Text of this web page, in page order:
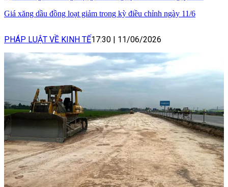
Giá xăng dầu đồng loạt giảm trong kỳ điều chỉnh ngày 11/6
PHÁP LUẬT VỀ KINH TẾ17:30 | 11/06/2026